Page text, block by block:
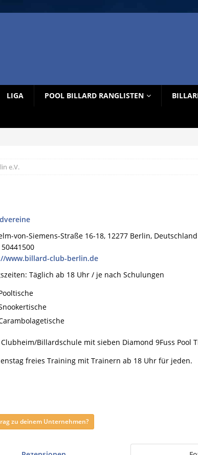
LIGA POOL BILLARD RANGLISTEN
e.V.
von-Siemens-Straße 16-18, 12277 Berlin, Deutschland
www.billard-club-berlin.de
Täglich ab 18 Uhr / je nach Schulungen
Clubheim/Billardschule mit sieben Diamond 9Fuss Pool
freies Training mit Trainern ab 18 Uhr für jeden.
zu deinem Unternehmen?